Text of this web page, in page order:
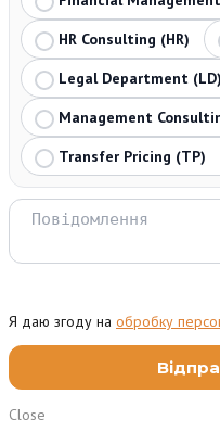
HR Consulting (HR)
Legal Department (LD)
Management
Transfer Pricing (TP)
Я даю згоду на обробку
Close